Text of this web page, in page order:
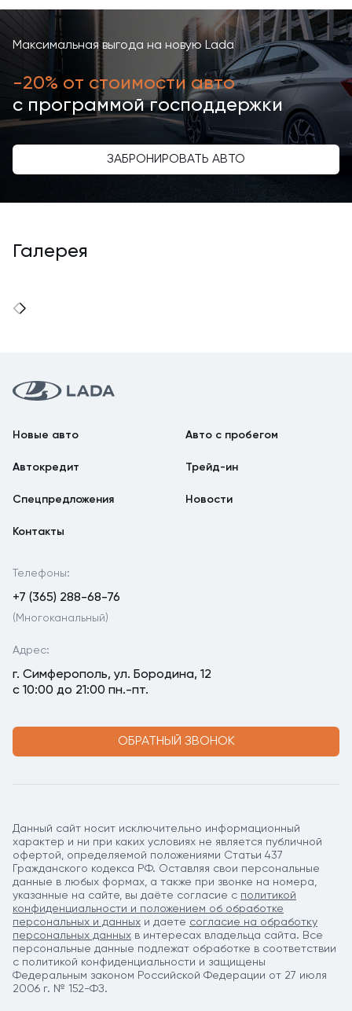
Максимальная выгода на новую Lada
-20% от стоимости авто
с программой господдержки
ЗАБРОНИРОВАТЬ АВТО
Галерея
Новые авто Авто с пробегом
Автокредит Трейд-ин
Спецпредложения Новости
Контакты
Телефоны:
+7 (365) 288-68-76
(Многоканальный)
Адрес:
г. Симферополь, ул. Бородина, 12
с 10:00 до 21:00 пн.-пт.
ОБРАТНЫЙ ЗВОНОК
Данный сайт носит исключительно информационный
характер и ни при каких условиях не является публичной
офертой, определяемой положениями Статьи 437
Гражданского кодекса РФ. Оставляя свои персональные
данные в любых формах, а также при звонке на номера,
указанные на сайте, вы даёте согласие c политикой
конфиденциальности и положением об обработке
персональных и данных и даете согласие на обработку
персональных данных в интересах владельца сайта. Все
персональные данные подлежат обработке в соответствии
с политикой конфиденциальности и защищены
Федеральным законом Российской Федерации от 27 июля
2006 г. № 152-ФЗ.